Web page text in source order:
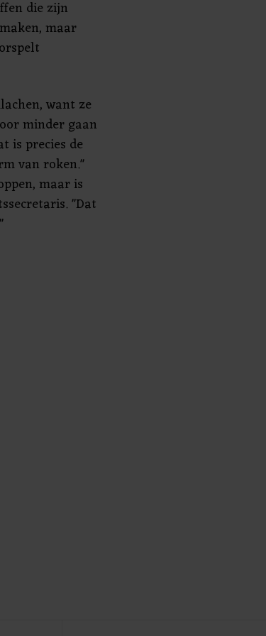
die zijn
maar
want ze
minder gaan
is precies de
van roken."
maar is
"Dat